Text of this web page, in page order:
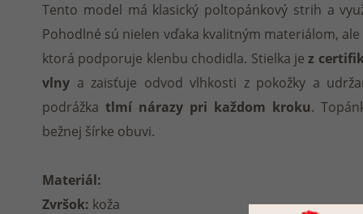
Tento model má klasický poltopánkový strih a
Pohodlné sú nielen vďaka kvalitným materiálom,
ktorá podporuje klenbu chodidla. Stielka jez
vlny a zaisťuje odvod vlhkosti z pokožky a
podrážka tlmí nárazy pri každom kroku.
bežnej šírke obuvi.
Materiál:
Zvršok: koža